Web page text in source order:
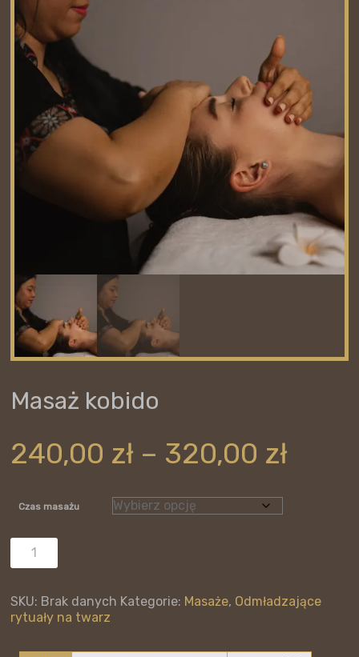
Masaż kobido
240,00 zł – 320,00 zł
Czas masażu
Masaż
SKU: Brak danych Kategorie: Masaże, Odmładzające
rytuały na twarz